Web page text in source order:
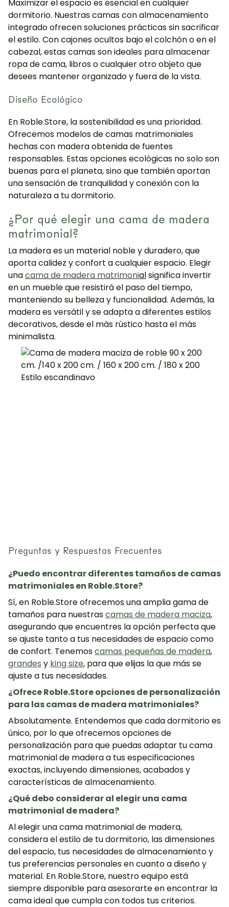
Maximizar el espacio es esencial en cualquier
dormitorio. Nuestras camas con almacenamiento
integrado ofrecen soluciones prácticas sin sacrificar
el estilo. Con cajones ocultos bajo el colchón o en el
cabezal, estas camas son ideales para almacenar
ropa de cama, libros o cualquier otro objeto que
desees mantener organizado y fuera de la vista.
Diseño Ecológico
En Roble.Store, la sostenibilidad es una prioridad.
Ofrecemos modelos de camas matrimoniales
hechas con madera obtenida de fuentes
responsables. Estas opciones ecológicas no solo son
buenas para el planeta, sino que también aportan
una sensación de tranquilidad y conexión con la
naturaleza a tu dormitorio.
¿Por qué elegir una cama de madera
matrimonial?
La madera es un material noble y duradero, que
aporta calidez y confort a cualquier espacio. Elegir
unacama de madera matrimonialsignifica invertir
en un mueble que resistirá el paso del tiempo,
manteniendo su belleza y funcionalidad. Además, la
madera es versátil y se adapta a diferentes estilos
decorativos, desde el más rústico hasta el más
minimalista.
Preguntas y Respuestas Frecuentes
¿Puedo encontrar diferentes tamaños de camas
matrimoniales en Roble.Store?
Sí, en Roble.Store ofrecemos una amplia gama de
tamaños para nuestrascamas de madera maciza,
asegurando que encuentres la opción perfecta que
se ajuste tanto a tus necesidades de espacio como
de confort. Tenemoscamas pequeñas de madera,
grandes y king size, para que elijas la que más se
ajuste a tus necesidades.
¿Ofrece Roble.Store opciones de personalización
para las camas de madera matrimoniales?
Absolutamente. Entendemos que cada dormitorio es
único, por lo que ofrecemos opciones de
personalización para que puedas adaptar tu cama
matrimonial de madera a tus especificaciones
exactas, incluyendo dimensiones, acabados y
características de almacenamiento.
¿Qué debo considerar al elegir una cama
matrimonial de madera?
Al elegir una cama matrimonial de madera,
considera el estilo de tu dormitorio, las dimensiones
del espacio, tus necesidades de almacenamiento y
tus preferencias personales en cuanto a diseño y
material. En Roble.Store, nuestro equipo está
siempre disponible para asesorarte en encontrar la
cama ideal que cumpla con todos tus criterios.
¡SE PARTE DE NUESTRA
COMUNIDAD!
en tu primera compra.
SUSCRIBIRME